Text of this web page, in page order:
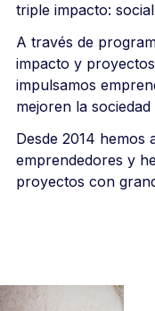
triple impacto:
A través de
impacto y
impulsamos
mejoren la
Desde 2014 hemos
emprendedores y
proyectos con